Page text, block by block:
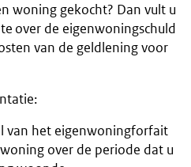
woning gekocht? Dan vult u
over de eigenwoningschuld
van de geldlening voor
van het eigenwoningforfait
over de periode dat u